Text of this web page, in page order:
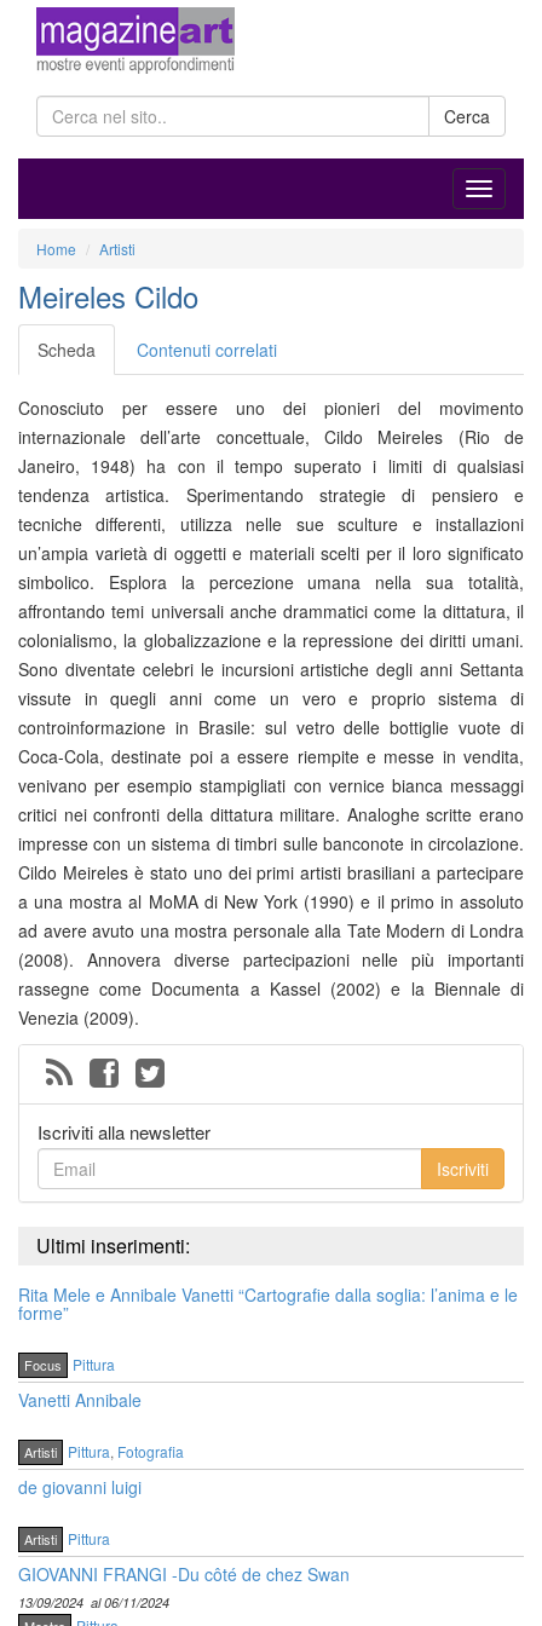
Cerca
Home Artisti
Meireles Cildo
Scheda Contenuti correlati
Conosciuto per essere uno dei pionieri del movimento
internazionale dell’arte concettuale, Cildo Meireles (Rio de
Janeiro, 1948) ha con il tempo superato i limiti di qualsiasi
tendenza artistica. Sperimentando strategie di pensiero e
tecniche differenti, utilizza nelle sue sculture e installazioni
un’ampia varietà di oggetti e materiali scelti per il loro significato
simbolico. Esplora la percezione umana nella sua totalità,
affrontando temi universali anche drammatici come la dittatura, il
colonialismo, la globalizzazione e la repressione dei diritti umani.
Sono diventate celebri le incursioni artistiche degli anni Settanta
vissute in quegli anni come un vero e proprio sistema di
controinformazione in Brasile: sul vetro delle bottiglie vuote di
Coca-Cola, destinate poi a essere riempite e messe in vendita,
venivano per esempio stampigliati con vernice bianca messaggi
critici nei confronti della dittatura militare. Analoghe scritte erano
impresse con un sistema di timbri sulle banconote in circolazione.
Cildo Meireles è stato uno dei primi artisti brasiliani a partecipare
a una mostra al MoMA di New York (1990) e il primo in assoluto
ad avere avuto una mostra personale alla Tate Modern di Londra
(2008). Annovera diverse partecipazioni nelle più importanti
rassegne come Documenta a Kassel (2002) e la Biennale di
Venezia (2009).
Iscriviti alla newsletter
Iscriviti
Ultimi inserimenti:
Rita Mele e Annibale Vanetti “Cartografie dalla soglia: l’anima e le
forme”
Focus Pittura
Vanetti Annibale
Artisti Pittura, Fotografia
de giovanni luigi
Artisti Pittura
GIOVANNI FRANGI -Du côté de chez Swan
13/09/2024 al 06/11/2024